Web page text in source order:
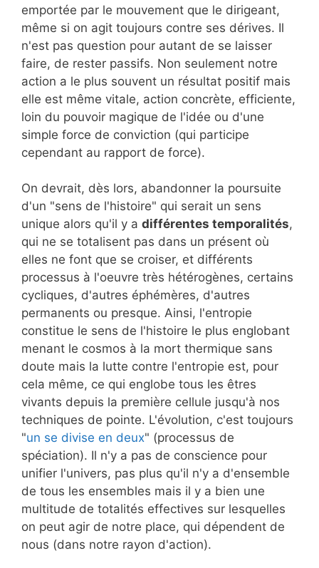
emportée par le mouvement que le dirigeant,
même si on agit toujours contre ses dérives. Il
n'est pas question pour autant de se laisser
faire, de rester passifs. Non seulement notre
action a le plus souvent un résultat positif mais
elle est même vitale, action concrète, efficiente,
loin du pouvoir magique de l'idée ou d'une
simple force de conviction (qui participe
cependant au rapport de force).
On devrait, dès lors, abandonner la poursuite
d'un "sens de l'histoire" qui serait un sens
unique alors qu'il y a différentes temporalités,
qui ne se totalisent pas dans un présent où
elles ne font que se croiser, et différents
processus à l'oeuvre très hétérogènes, certains
cycliques, d'autres éphémères, d'autres
permanents ou presque. Ainsi, l'entropie
constitue le sens de l'histoire le plus englobant
menant le cosmos à la mort thermique sans
doute mais la lutte contre l'entropie est, pour
cela même, ce qui englobe tous les êtres
vivants depuis la première cellule jusqu'à nos
techniques de pointe. L'évolution, c'est toujours
"un se divise en deux" (processus de
spéciation). Il n'y a pas de conscience pour
unifier l'univers, pas plus qu'il n'y a d'ensemble
de tous les ensembles mais il y a bien une
multitude de totalités effectives sur lesquelles
on peut agir de notre place, qui dépendent de
nous (dans notre rayon d'action).